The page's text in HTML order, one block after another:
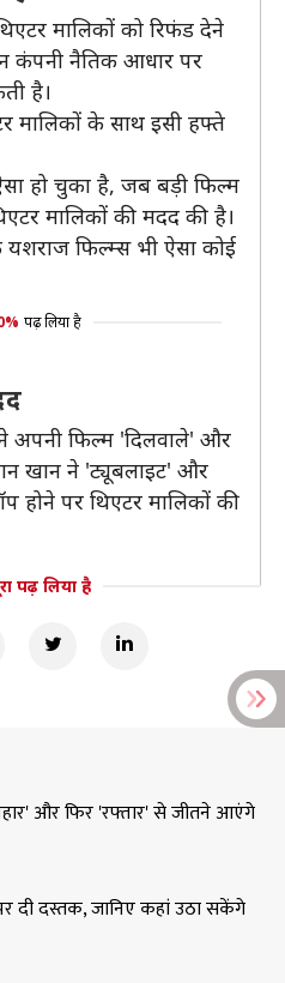
मालिकों को रिफंड देने
कंपनी नैतिक आधार पर
है।
मालिकों के साथ इसी हफ्ते
हो चुका है, जब बड़ी फिल्म
मालिकों की मदद की है।
यशराज फिल्म्स भी ऐसा कोई
पढ़ लिया है
फिल्म 'दिलवाले' और
खान ने 'ट्यूबलाइट' और
होने पर थिएटर मालिकों की
पढ़ लिया है
और फिर 'रफ्तार' से जीतने आएंगे
दी दस्तक, जानिए कहां उठा सकेंगे